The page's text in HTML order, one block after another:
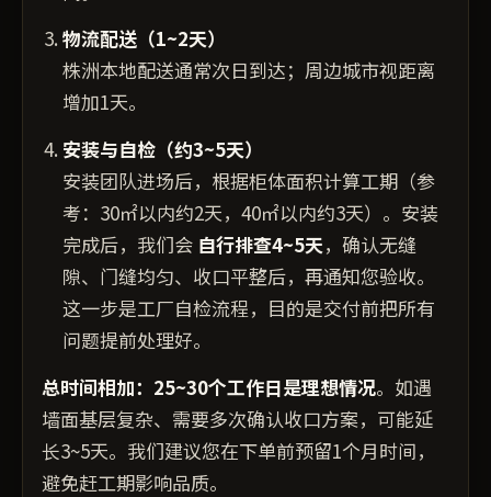
物流配送（1~2天）
株洲本地配送通常次日到达；周边城市视距离
增加1天。
安装与自检（约3~5天）
安装团队进场后，根据柜体面积计算工期（参
考：30㎡以内约2天，40㎡以内约3天）。安装
完成后，我们会 自行排查4~5天，确认无缝
隙、门缝均匀、收口平整后，再通知您验收。
这一步是工厂自检流程，目的是交付前把所有
问题提前处理好。
总时间相加：25~30个工作日是理想情况。如遇
墙面基层复杂、需要多次确认收口方案，可能延
长3~5天。我们建议您在下单前预留1个月时间，
避免赶工期影响品质。